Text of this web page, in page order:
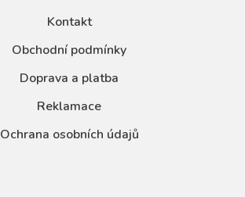
Kontakt
Obchodní podmínky
Doprava a platba
Reklamace
Ochrana osobních údajů